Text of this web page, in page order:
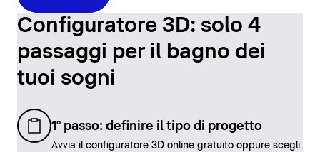
Configuratore 3D: solo 4
passaggi per il bagno dei
tuoi sogni
1° passo: definire il tipo di progetto
Avvia il configuratore 3D online gratuito oppure scegli